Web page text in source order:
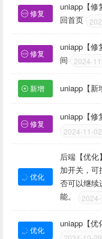
修复
uniapp【修
回首页
修复
uniapp【修
间
2024-
新增 uniapp【新
修复
uniapp【修
2024-11-
优化
后端【优
加开关，可
否可以继续
能。
优化
uniapp【优